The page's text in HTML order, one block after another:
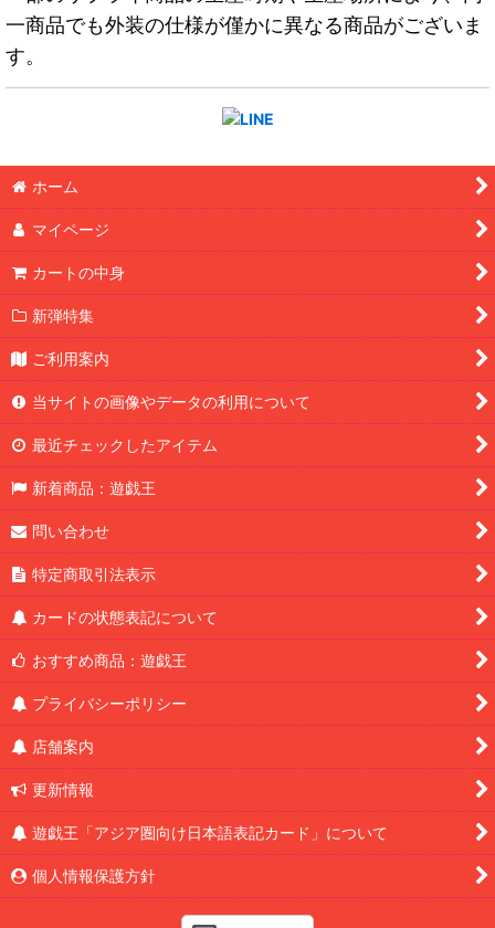
一商品でも外装の仕様が僅かに異なる商品がございま
す。
ホーム
マイページ
カートの中身
新弾特集
ご利用案内
当サイトの画像やデータの利用について
最近チェックしたアイテム
新着商品：遊戯王
問い合わせ
特定商取引法表示
カードの状態表記について
おすすめ商品：遊戯王
プライバシーポリシー
店舗案内
更新情報
遊戯王「アジア圏向け日本語表記カード」について
個人情報保護方針